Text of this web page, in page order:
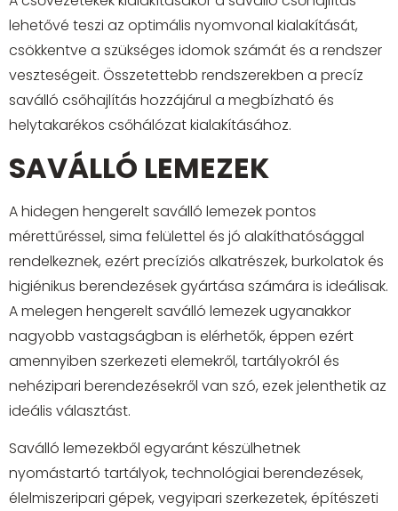
lehetővé teszi az optimális nyomvonal kialakítását,
csökkentve a szükséges idomok számát és a rendszer
veszteségeit. Összetettebb rendszerekben a precíz
saválló csőhajlítás hozzájárul a megbízható és
helytakarékos csőhálózat kialakításához.
SAVÁLLÓ LEMEZEK
A hidegen hengerelt saválló lemezek pontos
mérettűréssel, sima felülettel és jó alakíthatósággal
rendelkeznek, ezért precíziós alkatrészek, burkolatok és
higiénikus berendezések gyártása számára is ideálisak.
A melegen hengerelt saválló lemezek ugyanakkor
nagyobb vastagságban is elérhetők, éppen ezért
amennyiben szerkezeti elemekről, tartályokról és
nehézipari berendezésekről van szó, ezek jelenthetik az
ideális választást.
Saválló lemezekből egyaránt készülhetnek
nyomástartó tartályok, technológiai berendezések,
élelmiszeripari gépek, vegyipari szerkezetek, építészeti